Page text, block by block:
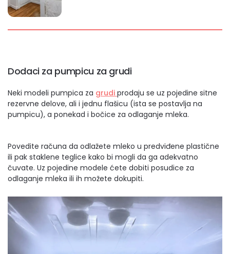
Dodaci za pumpicu za grudi
Neki modeli pumpica za grudi prodaju se uz pojedine sitne
rezervne delove, ali i jednu flašicu (ista se postavlja na
pumpicu), a ponekad i bočice za odlaganje mleka.
Povedite računa da odlažete mleko u predviđene plastične
ili pak staklene teglice kako bi mogli da ga adekvatno
čuvate. Uz pojedine modele ćete dobiti posudice za
odlaganje mleka ili ih možete dokupiti.